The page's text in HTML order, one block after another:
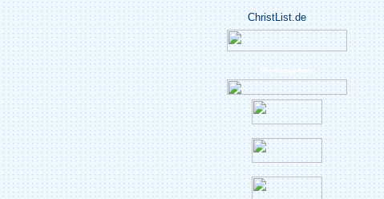
ChristList.de
Werbepartner